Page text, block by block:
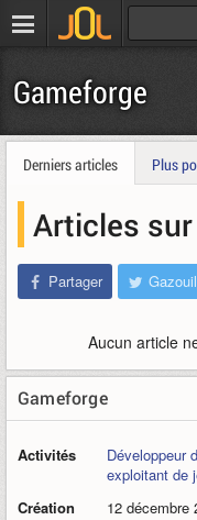
Gameforge
Derniers articles Plus
Articles
Partager
Aucun article
Gameforge
Activités Développeur
exploitant de
Création
12 décembre